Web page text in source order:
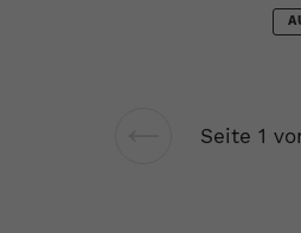
Vorherige
Seite 1